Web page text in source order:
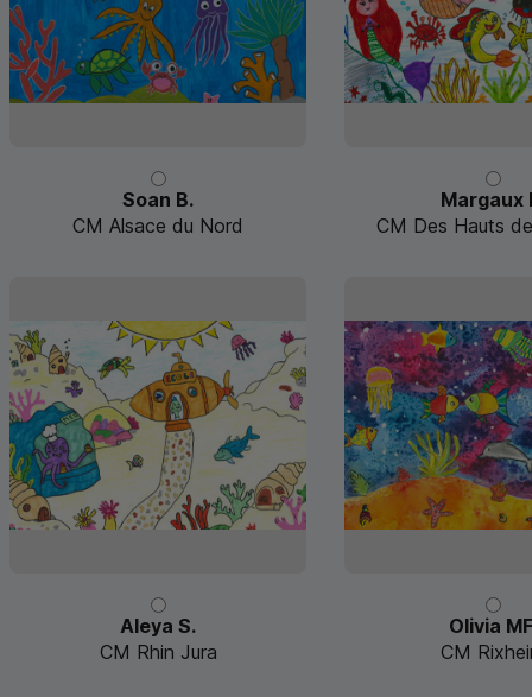
Soan B.
CM Alsace du Nord
Margaux
CM Des Hauts
Aleya S.
CM Rhin Jura
Olivia
CM